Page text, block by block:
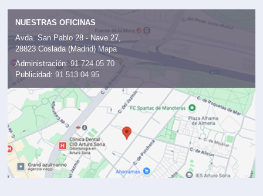
NUESTRAS OFICINAS
Avda. San Pablo 28 - Nave 27,
28823 Coslada (Madrid) Mapa
Administración: 91 724 05 70
Publicidad: 91 513 04 95